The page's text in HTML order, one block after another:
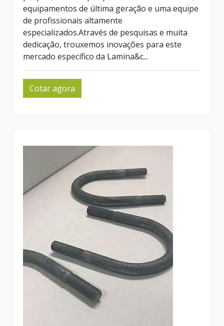
equipamentos de última geração e uma equipe
de profissionais altamente
especializados.Através de pesquisas e muita
dedicação, trouxemos inovações para este
mercado específico da Lamina&c...
Cotar agora